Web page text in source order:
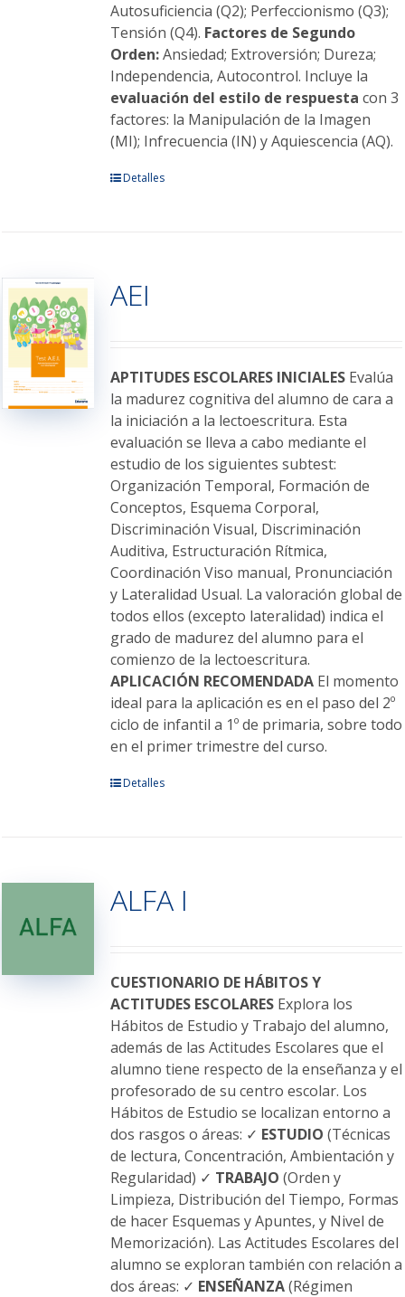
Autosuficiencia (Q2); Perfeccionismo (Q3);
Tensión (Q4). Factores de Segundo
Orden:Ansiedad; Extroversión; Dureza;
Independencia, Autocontrol. Incluye la
evaluación del estilo de respuesta con 3
factores: la Manipulación de la Imagen
(MI); Infrecuencia (IN) y Aquiescencia (AQ).
Este
Las
opciones
elegir
en
la
página
de
producto
Detalles
AEI
APTITUDES ESCOLARES INICIALESEvalúa
la madurez cognitiva del alumno de cara a
la iniciación a la lectoescritura. Esta
evaluación se lleva a cabo mediante el
estudio de los siguientes subtest:
Organización Temporal, Formación de
Conceptos, Esquema Corporal,
Discriminación Visual, Discriminación
Auditiva, Estructuración Rítmica,
Coordinación Viso manual, Pronunciación
y Lateralidad Usual. La valoración global de
todos ellos (excepto lateralidad) indica el
grado de madurez del alumno para el
comienzo de la lectoescritura.
APLICACIÓN RECOMENDADAEl momento
ideal para la aplicación es en el paso del 2º
ciclo de infantil a 1º de primaria, sobre todo
en el primer trimestre del curso.
Este
Las
opciones
elegir
en
la
página
de
producto
Detalles
ALFA I
CUESTIONARIO DE HÁBITOS Y
ACTITUDES ESCOLARESExplora los
Hábitos de Estudio y Trabajo del alumno,
además de las Actitudes Escolares que el
alumno tiene respecto de la enseñanza y el
profesorado de su centro escolar. Los
Hábitos de Estudio se localizan entorno a
dos rasgos o áreas: ✓ ESTUDIO (Técnicas
de lectura, Concentración, Ambientación y
Regularidad) ✓ TRABAJO (Orden y
Limpieza, Distribución del Tiempo, Formas
de hacer Esquemas y Apuntes, y Nivel de
Memorización). Las Actitudes Escolares del
alumno se exploran también con relación a
dos áreas: ✓ ENSEÑANZA(Régimen